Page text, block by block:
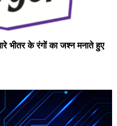
भीतर के रंगों का जश्न मनाते हुए